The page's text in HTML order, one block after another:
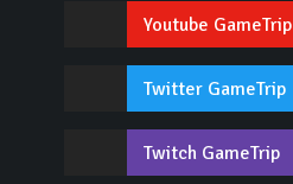
Youtube GameTrip
Twitter GameTrip
Twitch GameTrip